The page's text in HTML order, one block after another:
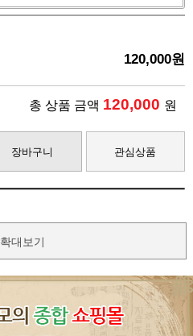
120,000원
총 상품 금액 120,000 원
장바구니 관심상품
확대보기